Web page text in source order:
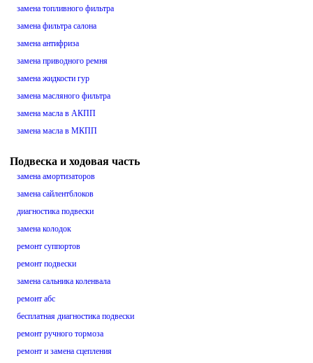
замена топливного фильтра
замена фильтра салона
замена антифриза
замена приводного ремня
замена жидкости гур
замена масляного фильтра
замена масла в АКПП
замена масла в МКПП
Подвеска и ходовая часть
замена амортизаторов
замена сайлентблоков
диагностика подвески
замена колодок
ремонт суппортов
ремонт подвески
замена сальника коленвала
ремонт абс
бесплатная диагностика подвески
ремонт ручного тормоза
ремонт и замена сцепления